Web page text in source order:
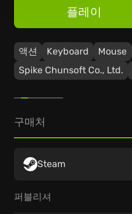
액션 Keyboard Mouse
Spike Chunsoft Co., Ltd.
플레이
구매처
Steam
퍼블리셔